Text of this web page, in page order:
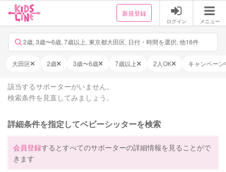
新規登録
ログイン メニュー
2歳, 3歳〜6歳, 7歳以上, 東京都大田区, 日付・時間を選択, 他16件
大田区 2歳 3歳〜6歳 7歳以上 2人OK キャンペーン
該当するサポーターがいません。
検索条件を見直してみましょう。
詳細条件を指定してベビーシッターを検索
会員登録するとすべてのサポーターの詳細情報を見ることがで
きます